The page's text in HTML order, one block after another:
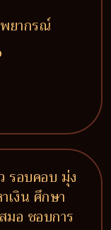
ยากรณ์
รอบคอบ มุ่ง
เงิน ศึกษา
มอ ชอบการ